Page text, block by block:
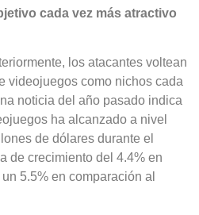
cada vez más atractivo
los atacantes voltean
videojuegos como nichos cada
noticia del año pasado indica
ha alcanzado a nivel
de dólares durante el
de crecimiento del 4.4% en
5.5% en comparación al